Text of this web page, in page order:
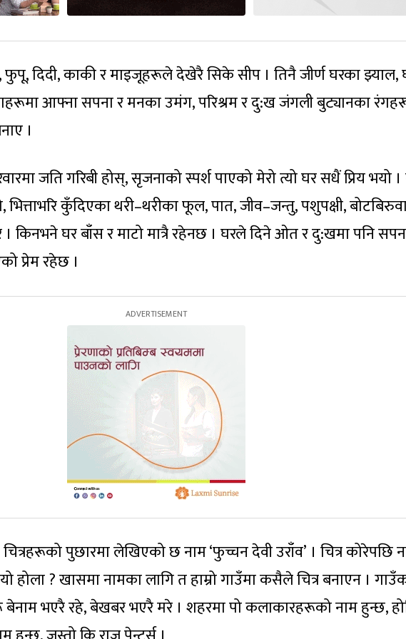
फुपू, दिदी, काकी र माइजूहरूले देखेरै सिके सीप । तिनै जीर्ण घरका झ्याल,
आफ्ना सपना र मनका उमंग, परिश्रम र दु:ख जंगली बुट्यानका
।
जति गरिबी होस्, सृजनाको स्पर्श पाएको मेरो त्यो घर सधैं प्रिय भयो
भित्ताभरि कुँदिएका थरी–थरीका फूल, पात, जीव–जन्तु, पशुपक्षी,
किनभने घर बाँस र माटो मात्रै रहेनछ । घरले दिने ओत र दु:खमा पनि
प्रेम रहेछ ।
। चित्रहरूको पुछारमा लेखिएको छ नाम ‘फुच्चन देवी उराँव’ । चित्र कोरेपछि
? खासमा नामका लागि त हाम्रो गाउँमा कसैले चित्र बनाएन ।
भएरै रहे, बेखबर भएरै मरे । शहरमा पो कलाकारहरूको नाम हुन्छ,